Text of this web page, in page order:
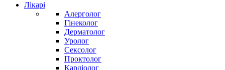
Лікарі
Алерголог
Гінеколог
Дерматолог
Уролог
Сексолог
Проктолог
Кардіолог